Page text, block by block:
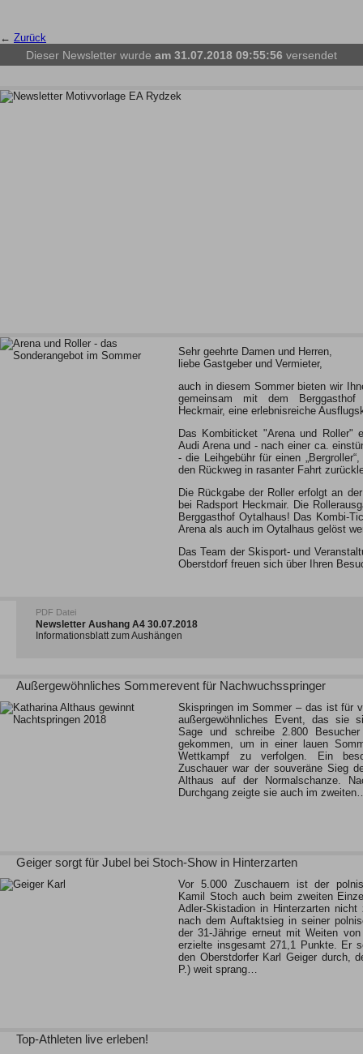
← Zurück
Dieser Newsletter wurde am 31.07.2018 09:55:56 versendet
Sehr geehrte Damen und Herren,
liebe Gastgeber und Vermieter,
auch in diesem Sommer bieten wir
gemeinsam mit dem
Heckmair, eine erlebnisreiche
Das Kombiticket "Arena und Roller"
Audi Arena und - nach einer ca.
- die Leihgebühr für einen
den Rückweg in rasanter Fahrt
Die Rückgabe der Roller erfolgt an
bei Radsport Heckmair. Die
Berggasthof Oytalhaus! Das Kombi-
Arena als auch im Oytalhaus gelöst
Das Team der Skisport- und
Oberstdorf freuen sich über Ihren
PDF Datei
Newsletter Aushang A4 30.07.2018
Informationsblatt zum Aushängen
Außergewöhnliches Sommerevent für Nachwuchsspringer
Skispringen im Sommer – das ist für
außergewöhnliches Event, das sie
Sage und schreibe 2.800
gekommen, um in einer lauen
Wettkampf zu verfolgen. Ein
Zuschauer war der souveräne Sieg
Althaus auf der Normalschanze.
Durchgang zeigte sie auch im
Geiger sorgt für Jubel bei Stoch-Show in Hinterzarten
Vor 5.000 Zuschauern ist der
Kamil Stoch auch beim zweiten
Adler-Skistadion in Hinterzarten
nach dem Auftaktsieg in seiner
der 31-Jährige erneut mit Weiten
erzielte insgesamt 271,1 Punkte. Er
den Oberstdorfer Karl Geiger durch,
P.) weit sprang…
Top-Athleten live erleben!